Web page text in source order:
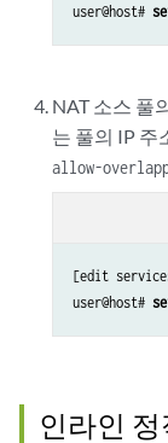
user@host#
NAT 소스 풀
는 풀의 IP 주
allow-
[edit
user@host#
인라인